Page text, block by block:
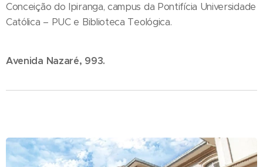
Conceição do Ipiranga, campus da Pontifícia Universidade
Católica – PUC e Biblioteca Teológica.
Avenida Nazaré, 993.